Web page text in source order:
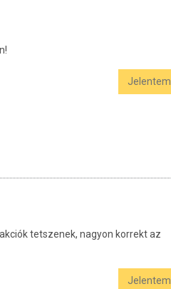
Jelentem
tetszenek, nagyon korrekt az
Jelentem